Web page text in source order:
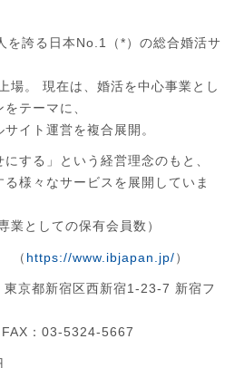
を誇る日本No.1（*）の総合婚活サ
場。 現在は、婚活を中心事業とし
テーマに、
イト運営を複合展開。
にする」という経営理念のもと、
様々なサービスを展開していま
業としての保有会員数）
（ https://www.ibjapan.jp/）
京都新宿区西新宿1-23-7 新宿フ
FAX ：03-5324-5667